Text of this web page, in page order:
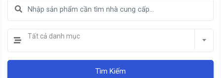
Tất cả danh mục
Tìm Kiếm